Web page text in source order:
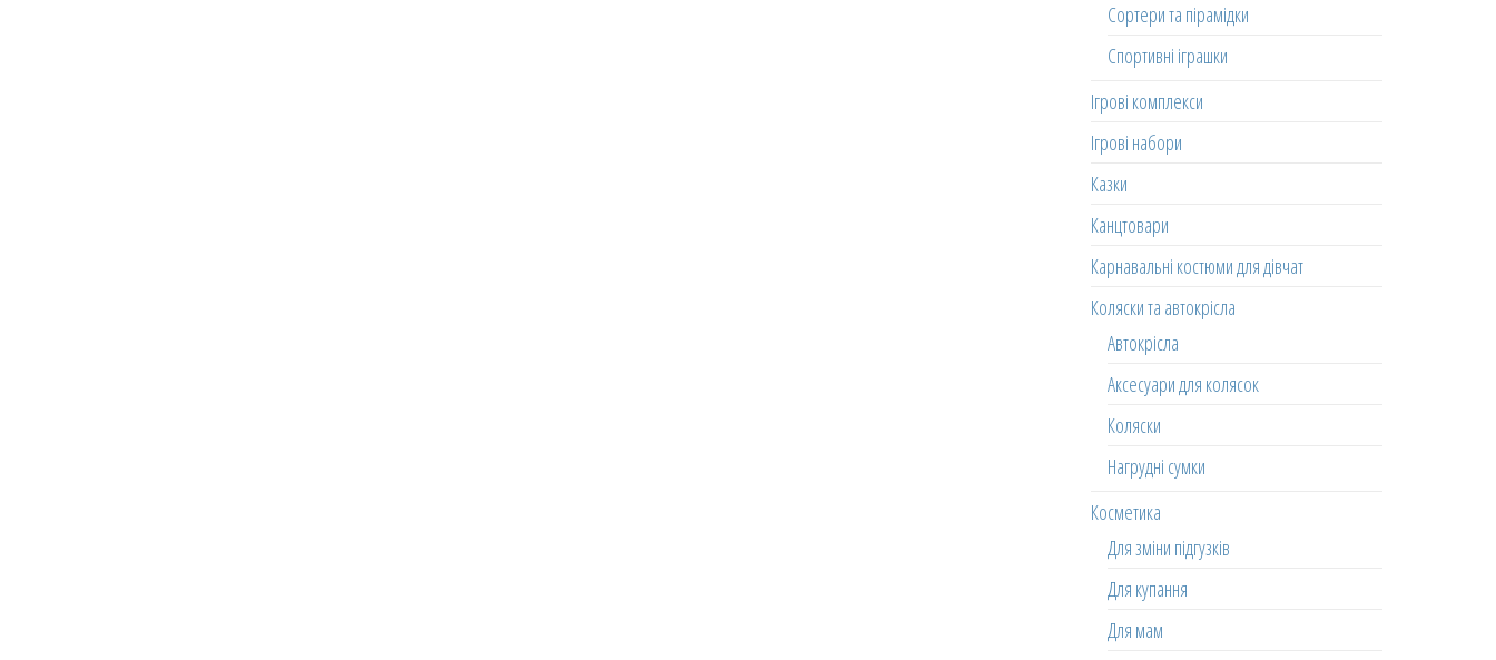
Сортери та пірамідки
Спортивні іграшки
Ігрові комплекси
Ігрові набори
Казки
Канцтовари
Карнавальні костюми для дівчат
Коляски та автокрісла
Автокрісла
Аксесуари для колясок
Коляски
Нагрудні сумки
Косметика
Для зміни підгузків
Для купання
Для мам